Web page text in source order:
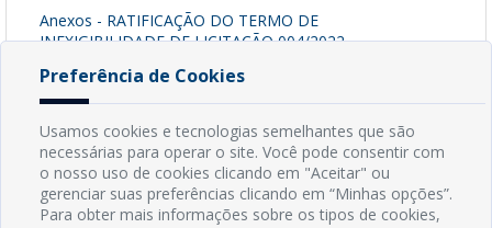
Anexos - RATIFICAÇÃO DO TERMO DE
INEXIGIBILIDADE DE LICITAÇÃO 004/2022
Baixar Arquivo
INFORMAÇÕES
Preferência de Cookies
Usamos cookies e tecnologias semelhantes que são
necessárias para operar o site. Você pode consentir com
o nosso uso de cookies clicando em "Aceitar" ou
gerenciar suas preferências clicando em “Minhas opções”.
Para obter mais informações sobre os tipos de cookies,